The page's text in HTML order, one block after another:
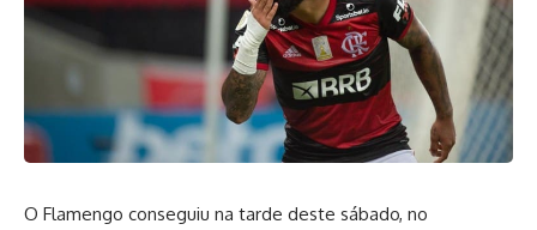
O Flamengo conseguiu na tarde deste sábado, no